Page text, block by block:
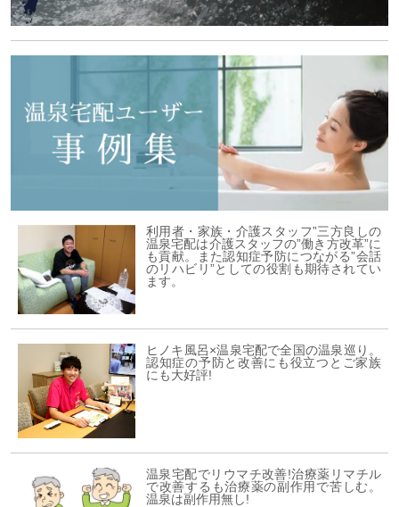
利用者・家族・介護スタッフ”三方良しの
温泉宅配は介護スタッフの”働き方改革”に
も貢献。また認知症予防につながる”会話
のリハビリ”としての役割も期待されてい
ます。
ヒノキ風呂×温泉宅配で全国の温泉巡り。
認知症の予防と改善にも役立つとご家族
にも大好評!
温泉宅配でリウマチ改善!治療薬リマチル
で改善するも治療薬の副作用で苦しむ。
温泉は副作用無し!